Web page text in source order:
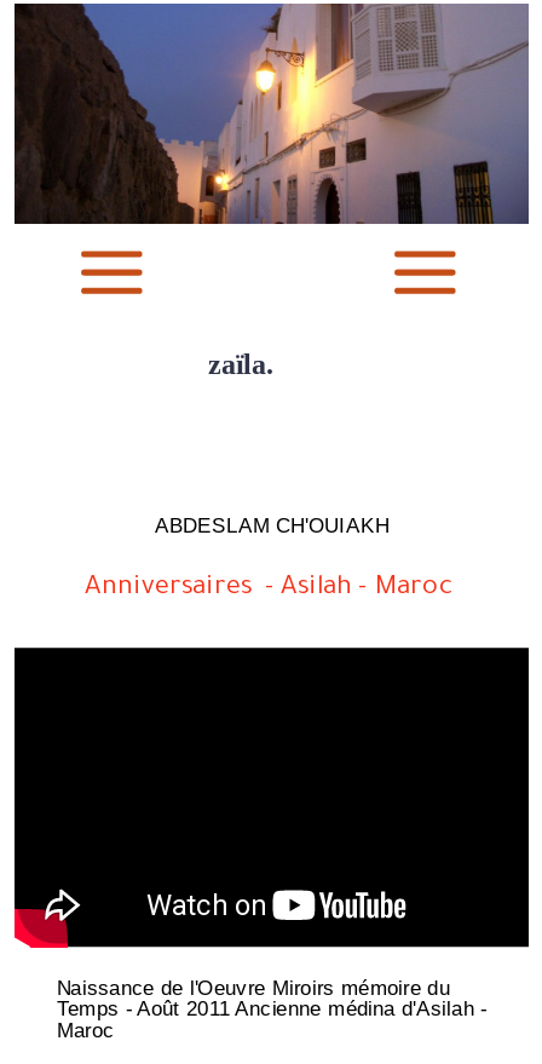
zaïla.
Anniversaires - Asilah - Maroc
ABDESLAM CH'OUIAKH
Naissance de l'Oeuvre Miroirs mémoire du
Temps - Août 2011 Ancienne médina d'Asilah -
Maroc